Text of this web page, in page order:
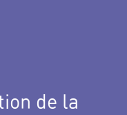
de la